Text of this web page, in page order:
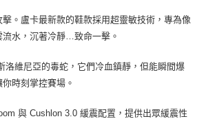
。盧卡最新款的鞋款採用超靈敏技術，專為像
水，沉著冷靜…致命一擊。
洛維尼亞的毒蛇，它們冷血鎮靜，但能瞬間爆
時刻掌控賽場。
與 Cushlon 3.0 緩震配置，提供出眾緩震性